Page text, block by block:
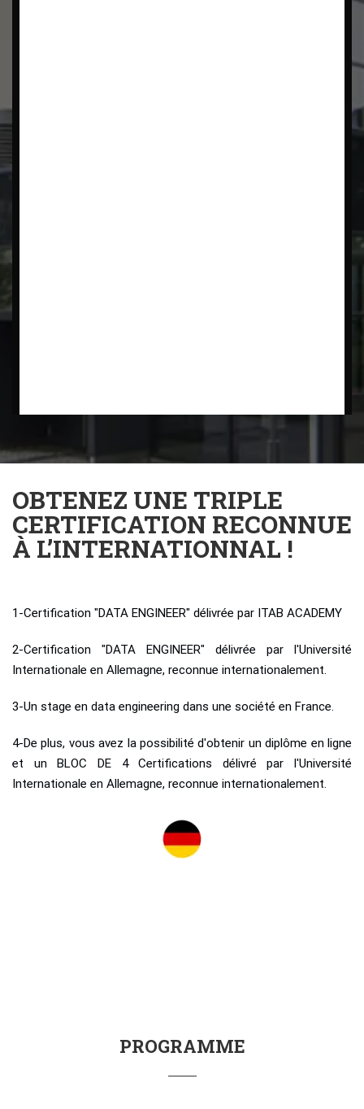
OBTENEZ UNE TRIPLE
CERTIFICATION RECONNUE
À L’INTERNATIONNAL !
1-Certification "DATA ENGINEER" délivrée par ITAB ACADEMY
2-Certification "DATA ENGINEER" délivrée par l'Université
Internationale en Allemagne, reconnue internationalement.
3-Un stage en data engineering dans une société en France.
4-De plus, vous avez la possibilité d'obtenir un diplôme en ligne
et un BLOC DE 4 Certifications délivré par l'Université
Internationale en Allemagne, reconnue internationalement.
PROGRAMME